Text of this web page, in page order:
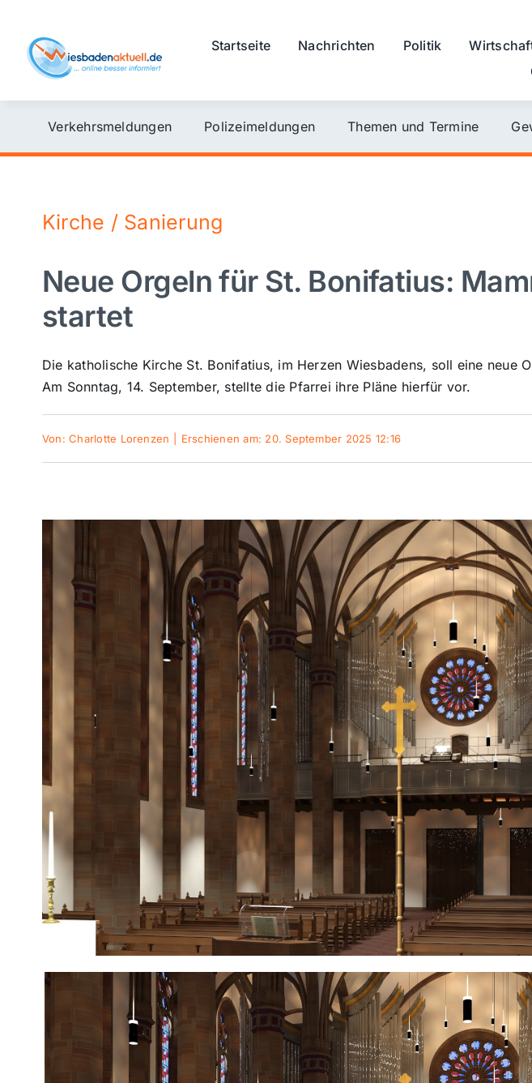
content
Startseite Nachrichten Politik
Verkehrsmeldungen Polizeimeldungen Themen und Termine
Kirche / Sanierung
Neue Orgeln für St. Bonifatius:
startet
Die katholische Kirche St. Bonifatius, im Herzen Wiesbadens, soll eine neue
Am Sonntag, 14. September, stellte die Pfarrei ihre Pläne hierfür vor.
Von:Charlotte Lorenzen Erschienen am: 20. September 2025 12:16